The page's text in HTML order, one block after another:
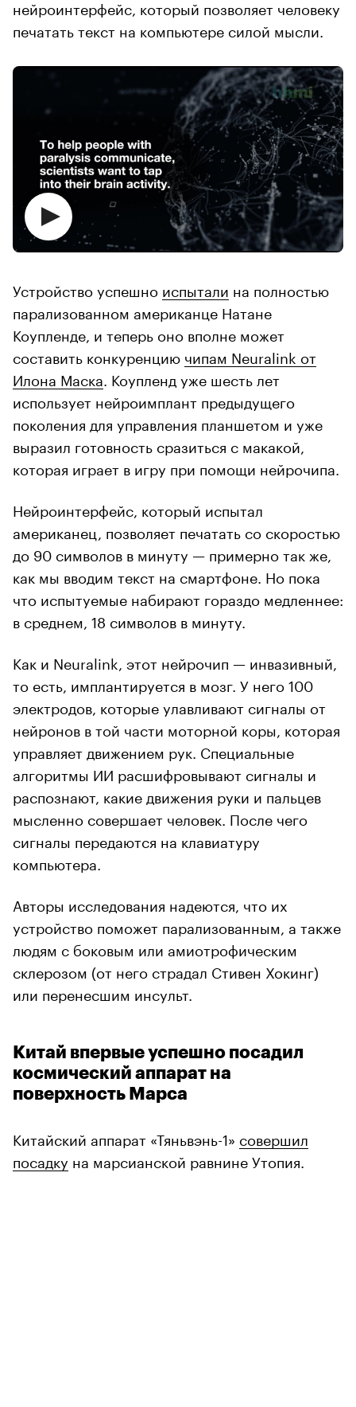
нейроинтерфейс, который позволяет человеку
печатать текст на компьютере силой мысли.
Устройство успешно испытали на полностью
парализованном американце Натане
Коупленде, и теперь оно вполне может
составить конкуренцию чипам Neuralink от
Илона Маска . Коупленд уже шесть лет
использует нейроимплант предыдущего
поколения для управления планшетом и уже
выразил готовность сразиться с макакой,
которая играет в игру при помощи нейрочипа.
Нейроинтерфейс, который испытал
американец, позволяет печатать со скоростью
до 90 символов в минуту — примерно так же,
как мы вводим текст на смартфоне. Но пока
что испытуемые набирают гораздо медленнее:
в среднем, 18 символов в минуту.
Как и Neuralink, этот нейрочип — инвазивный,
то есть, имплантируется в мозг. У него 100
электродов, которые улавливают сигналы от
нейронов в той части моторной коры, которая
управляет движением рук. Специальные
алгоритмы ИИ расшифровывают сигналы и
распознают, какие движения руки и пальцев
мысленно совершает человек. После чего
сигналы передаются на клавиатуру
компьютера.
Авторы исследования надеются, что их
устройство поможет парализованным, а также
людям с боковым или амиотрофическим
склерозом (от него страдал Стивен Хокинг)
или перенесшим инсульт.
Китай впервые успешно посадил
космический аппарат на
поверхность Марса
Китайский аппарат «Тяньвэнь-1» совершил
посадку на марсианской равнине Утопия.